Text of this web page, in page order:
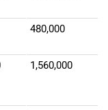
480,000
1,560,000